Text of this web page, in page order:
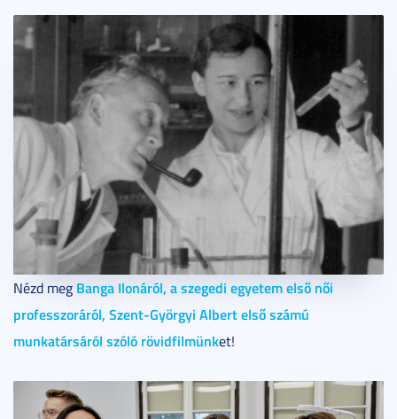
Nézd meg Banga Ilonáról, a szegedi egyetem első női
professzoráról, Szent-Györgyi Albert első számú
munkatársáról szóló rövidfilmünket!